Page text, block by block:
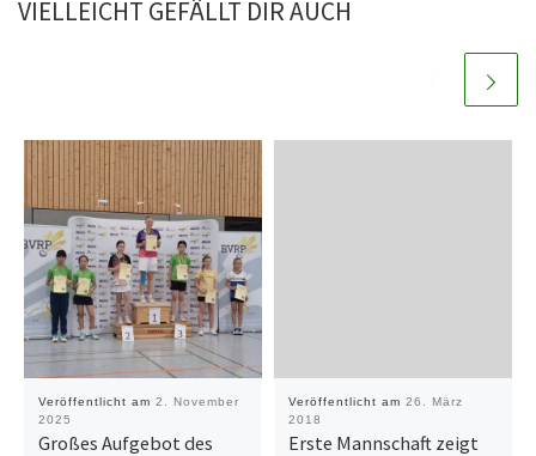
VIELLEICHT GEFÄLLT DIR AUCH
Veröffentlicht am 2. November
2025
Großes Aufgebot des
Veröffentlicht am 26. März
2018
Erste Mannschaft zeigt